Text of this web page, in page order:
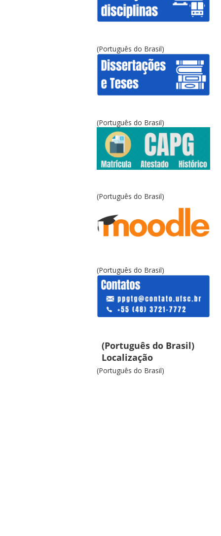
(Português do Brasil)
(Português do Brasil)
(Português do Brasil)
(Português do Brasil)
(Português do Brasil)
Localização
(Português do Brasil)